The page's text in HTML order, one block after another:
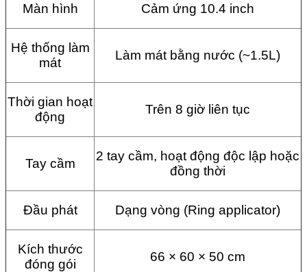
Màn hình Cảm ứng 10.4 inch
Hệ thống làm
mát
Làm mát bằng nước (~1.5L)
Thời gian hoạt
động
Trên 8 giờ liên tục
Tay cầm
2 tay cầm, hoạt động độc lập hoặc
đồng thời
Đầu phát Dạng vòng (Ring applicator)
Kích thước
đóng gói
66 × 60 × 50 cm